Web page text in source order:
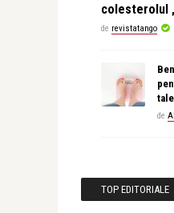
colesterolul
de revistatango
tale
de
TOP EDITORIALE